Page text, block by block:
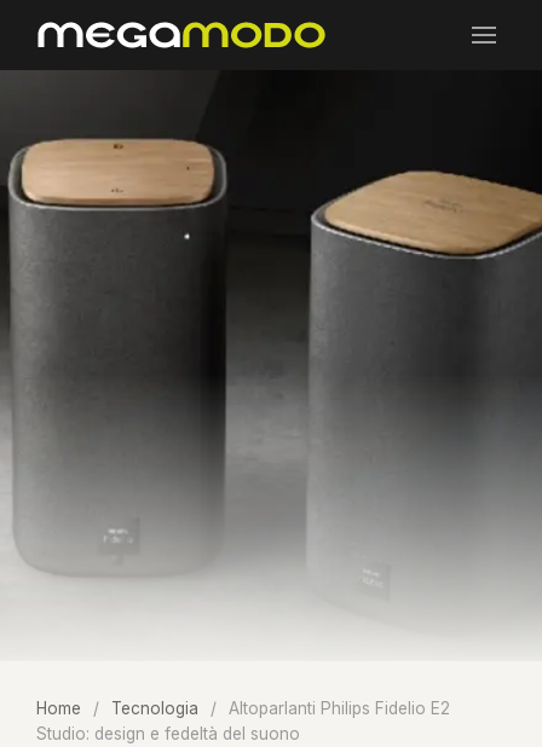
Home / Tecnologia /
Altoparlanti Philips Fidelio E2
Studio: design e fedeltà del suono